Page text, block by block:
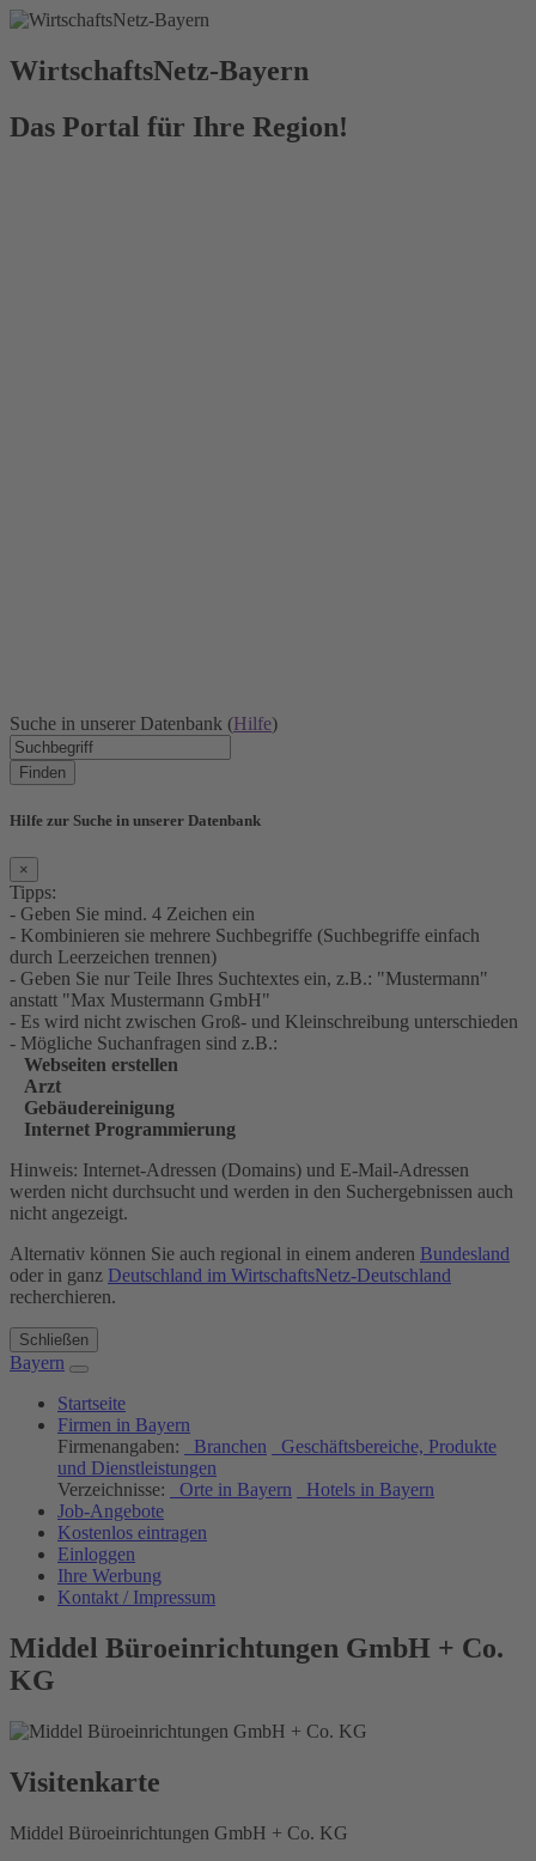
WirtschaftsNetz-Bayern
Das Portal für Ihre Region!
Suche in unserer Datenbank (Hilfe)
Finden
Hilfe zur Suche in unserer Datenbank
×
Tipps:
- Geben Sie mind. 4 Zeichen ein
- Kombinieren sie mehrere Suchbegriffe (Suchbegriffe einfach
durch Leerzeichen trennen)
- Geben Sie nur Teile Ihres Suchtextes ein, z.B.: "Mustermann"
anstatt "Max Mustermann GmbH"
- Es wird nicht zwischen Groß- und Kleinschreibung unterschieden
- Mögliche Suchanfragen sind z.B.:
Webseiten erstellen
Arzt
Gebäudereinigung
Internet Programmierung
Hinweis: Internet-Adressen (Domains) und E-Mail-Adressen
werden nicht durchsucht und werden in den Suchergebnissen auch
nicht angezeigt.
Alternativ können Sie auch regional in einem anderen Bundesland
oder in ganz Deutschland im WirtschaftsNetz-Deutschland
recherchieren.
Schließen
Bayern
Startseite
Firmen in Bayern
Firmenangaben:
Branchen
Geschäftsbereiche, Produkte
und Dienstleistungen
Verzeichnisse:
Orte in Bayern
Hotels in Bayern
Job-Angebote
Kostenlos eintragen
Einloggen
Ihre Werbung
Kontakt / Impressum
Middel Büroeinrichtungen GmbH + Co.
KG
Visitenkarte
Middel Büroeinrichtungen GmbH + Co. KG